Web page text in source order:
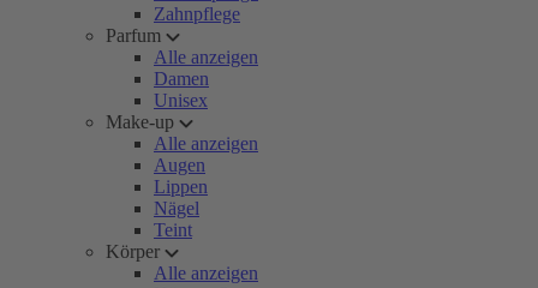
Zahnpflege
Parfum
Alle anzeigen
Damen
Unisex
Make-up
Alle anzeigen
Augen
Lippen
Nägel
Teint
Körper
Alle anzeigen